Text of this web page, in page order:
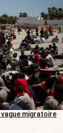
vague migratoire